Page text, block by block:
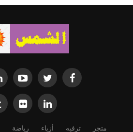
متجر ترفيه أزياء رياضة